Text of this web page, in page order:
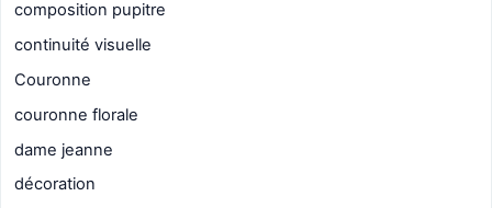
composition pupitre
continuité visuelle
Couronne
couronne florale
dame jeanne
décoration